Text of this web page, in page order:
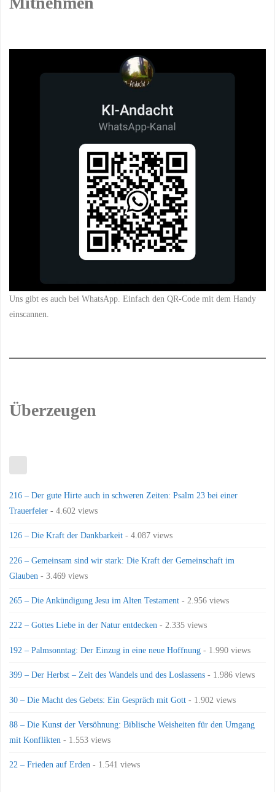
Uns gibt es auch bei WhatsApp. Einfach den QR-Code mit dem Handy
einscannen.
Überzeugen
216 – Der gute Hirte auch in schweren Zeiten: Psalm 23 bei einer
Trauerfeier - 4.602 views
126 – Die Kraft der Dankbarkeit - 4.087 views
226 – Gemeinsam sind wir stark: Die Kraft der Gemeinschaft im
Glauben - 3.469 views
265 – Die Ankündigung Jesu im Alten Testament - 2.956 views
222 – Gottes Liebe in der Natur entdecken - 2.335 views
192 – Palmsonntag: Der Einzug in eine neue Hoffnung - 1.990 views
399 – Der Herbst – Zeit des Wandels und des Loslassens - 1.986 views
30 – Die Macht des Gebets: Ein Gespräch mit Gott - 1.902 views
88 – Die Kunst der Versöhnung: Biblische Weisheiten für den Umgang
mit Konflikten - 1.553 views
22 – Frieden auf Erden - 1.541 views